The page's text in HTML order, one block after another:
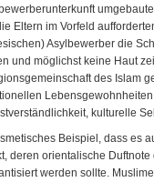
Eltern im Vorfeld
Asylbewerber die
und möglichst keine Haut
des Islam
kulturelle
Beispiel, dass es
deren orientalische
werden sollte.